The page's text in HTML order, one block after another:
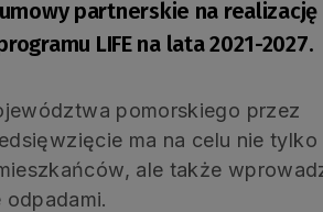
partnerskie na realizację
LIFE na lata 2021-2027.
pomorskiego przez
ma na celu nie tylko
ale także